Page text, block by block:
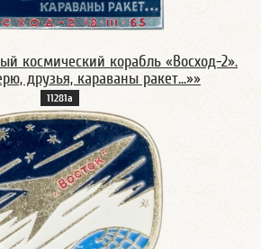
космический корабль «Восход-2».
друзья, караваны ракет...»»
11281а